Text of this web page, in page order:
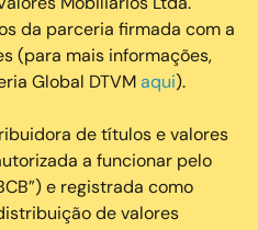
da parceria firmada com a
(para mais informações,
Global DTVMaqui).
de títulos e valores
a funcionar pelo
e registrada como
de valores